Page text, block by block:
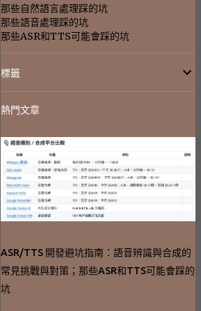
那些自然語言處理踩的坑
那些語音處理踩的坑
那些ASR和TTS可能會踩的坑
標籤
熱門文章
ASR/TTS 開發避坑指南：語音辨識與合成的
常見挑戰與對策；那些ASR和TTS可能會踩的
坑